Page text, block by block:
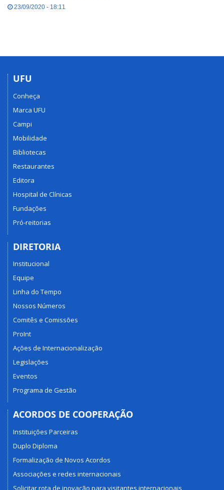
23/09/2020 - 18:11
UFU
Conheça
Marca UFU
Campi
Mobilidade
Bibliotecas
Restaurantes
Editora
Hospital de Clínicas
Fundações
Pró-reitorias
DIRETORIA
Institucional
Equipe
Linha do Tempo
Nossos Números
Comitês e Comissões
ProInt
Ações de Internacionalização
Legislações
Eventos
Programa de Gestão
ACORDOS DE COOPERAÇÃO
Instituições Parceiras
Duplo Diploma
Formalização de Novos Acordos
Associações e redes internacionais
Solicitar rota de inovação para visitantes internacionais